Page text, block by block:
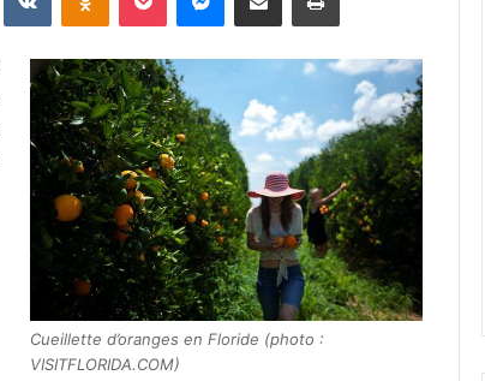
Cueillette d’oranges en Floride (photo :
VISITFLORIDA.COM)